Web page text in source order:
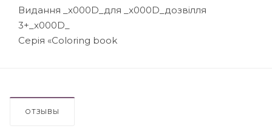
Видання _x000D_для _x000D_дозвілля
3+_x000D_
Серія «Coloring book
ОТЗЫВЫ